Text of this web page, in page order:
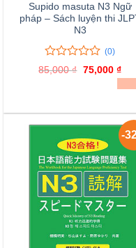
Supido masuta N3 Ngữ
pháp – Sách luyện thi
N3
0
trên
0
giá
(0)
85,000₫ Giá
75,000 ₫Giá
tại
-